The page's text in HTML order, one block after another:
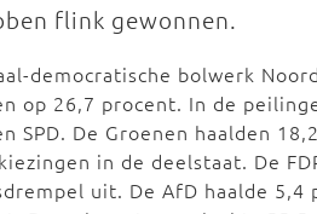
flink gewonnen.
democratische bolwerk
op 26,7 procent. In de
SPD. De Groenen haalden
in de deelstaat. De
uit. De AfD haalde 5,4